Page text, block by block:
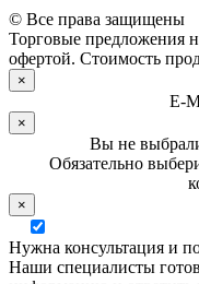
© Все права защищены
Торговые предложения
офертой. Стоимость
×
E-
×
Вы не
Обязательно
×
Нужна консультация и
Наши специалисты